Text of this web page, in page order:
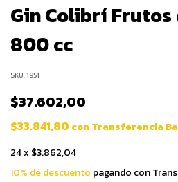
Gin Colibrí
800 cc
SKU: 1951
$37.602,00
$33.841,80 con Transferencia
24x $3.862,04
10% de descuento pagando con